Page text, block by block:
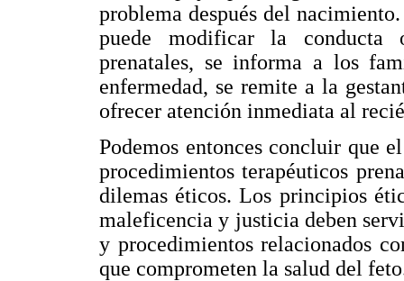
problema después del
puede modificar la conducta
prenatales, se informa a los
enfermedad, se remite a la
ofrecer atención inmediata al
Podemos entonces concluir que
procedimientos terapéuticos
dilemas éticos. Los principios
maleficencia y justicia deben
y procedimientos relacionados
que comprometen la salud del